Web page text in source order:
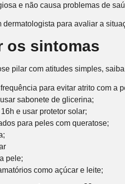
e não causa problemas de
para avaliar a
os sintomas
pilar com atitudes simples,
para evitar atrito com a
sabonete de glicerina;
e usar protetor solar;
para peles com queratose;
pele;
como açúcar e leite;